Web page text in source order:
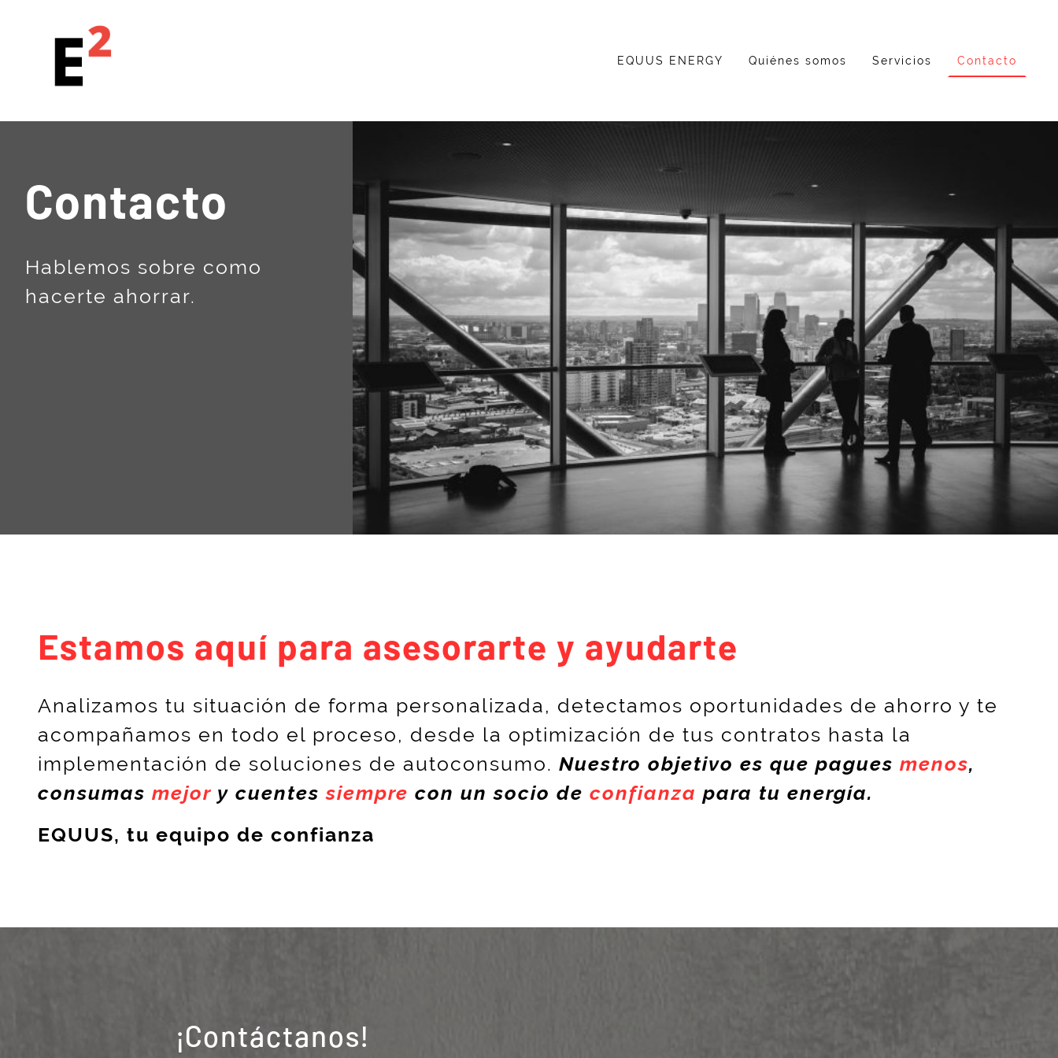
EQUUS ENERGY Quiénes somos Servicios Contacto
Contacto
Hablemos sobre como
hacerte ahorrar.
Estamos aquí para asesorarte y ayudarte
Analizamos tu situación de forma personalizada, detectamos oportunidades de ahorro y te
acompañamos en todo el proceso, desde la optimización de tus contratos hasta la
implementación de soluciones de autoconsumo. Nuestro objetivo es que pagues menos,
consumas mejor y cuentessiempre con un socio de confianza para tu energía.
EQUUS, tu equipo de confianza
¡Contáctanos!